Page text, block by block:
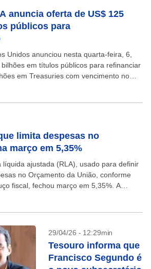
anuncia oferta de US$ 125
públicos para
Unidos anunciou nesta quarta-feira, 6,
em títulos públicos para refinanciar
em Treasuries com vencimento no
limita despesas no
março em 5,35%
líquida ajustada (RLA), usado para definir
no Orçamento da União, conforme
fiscal, fechou março em 5,35%. A
29/04/26 - 12:29min
Tesouro informa que
Francisco Segundo é